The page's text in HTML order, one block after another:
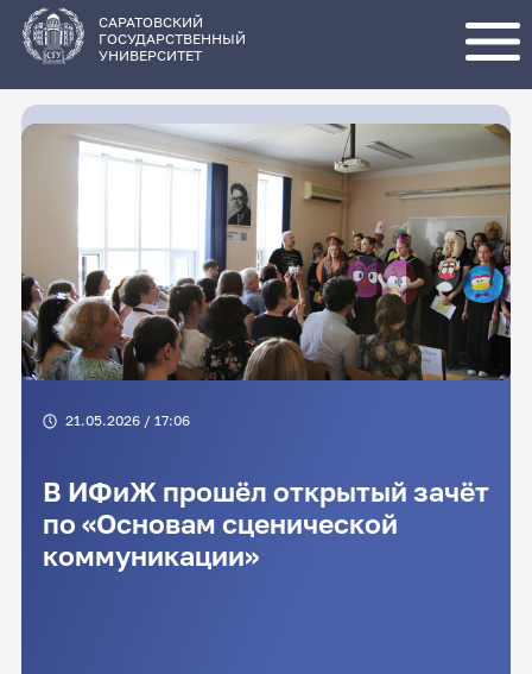
основному
содержанию
САРАТОВСКИЙ
ГОСУДАРСТВЕННЫЙ
УНИВЕРСИТЕТ
21.05.2026 / 17:06
В ИФиЖ прошёл открытый зачёт
по «Основам сценической
коммуникации»